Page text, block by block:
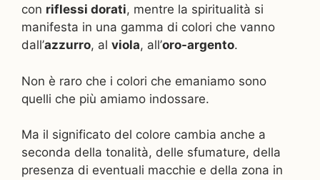
con riflessi dorati, mentre la spiritualità si
manifesta in una gamma di colori che vanno
dall’azzurro, al viola, all’oro-argento.
Non è raro che i colori che emaniamo sono
quelli che più amiamo indossare.
Ma il significato del colore cambia anche a
seconda della tonalità, delle sfumature, della
presenza di eventuali macchie e della zona in